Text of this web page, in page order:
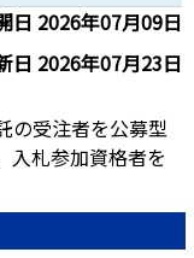
日 2026年07月09日
日 2026年07月23日
の受注者を公募型
入札参加資格者を